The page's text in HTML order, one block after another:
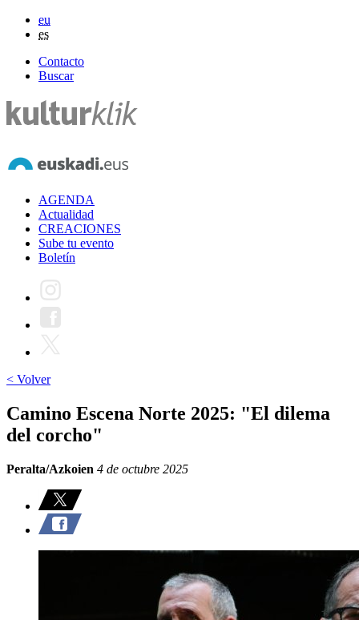
eu
es
Contacto
Buscar
AGENDA
Actualidad
CREACIONES
Sube tu evento
Boletín
< Volver
Camino Escena Norte 2025: "El dilema
del corcho"
Peralta/Azkoien 4 de octubre 2025